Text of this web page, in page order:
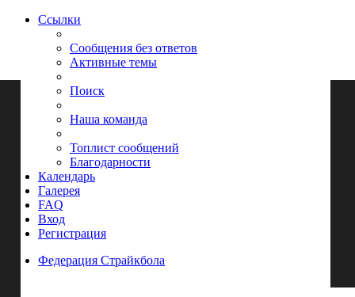
Ссылки
Сообщения без ответов
Активные темы
Поиск
Наша команда
Топлист сообщений
Благодарности
Календарь
Галерея
FAQ
Вход
Регистрация
Федерация Страйкбола